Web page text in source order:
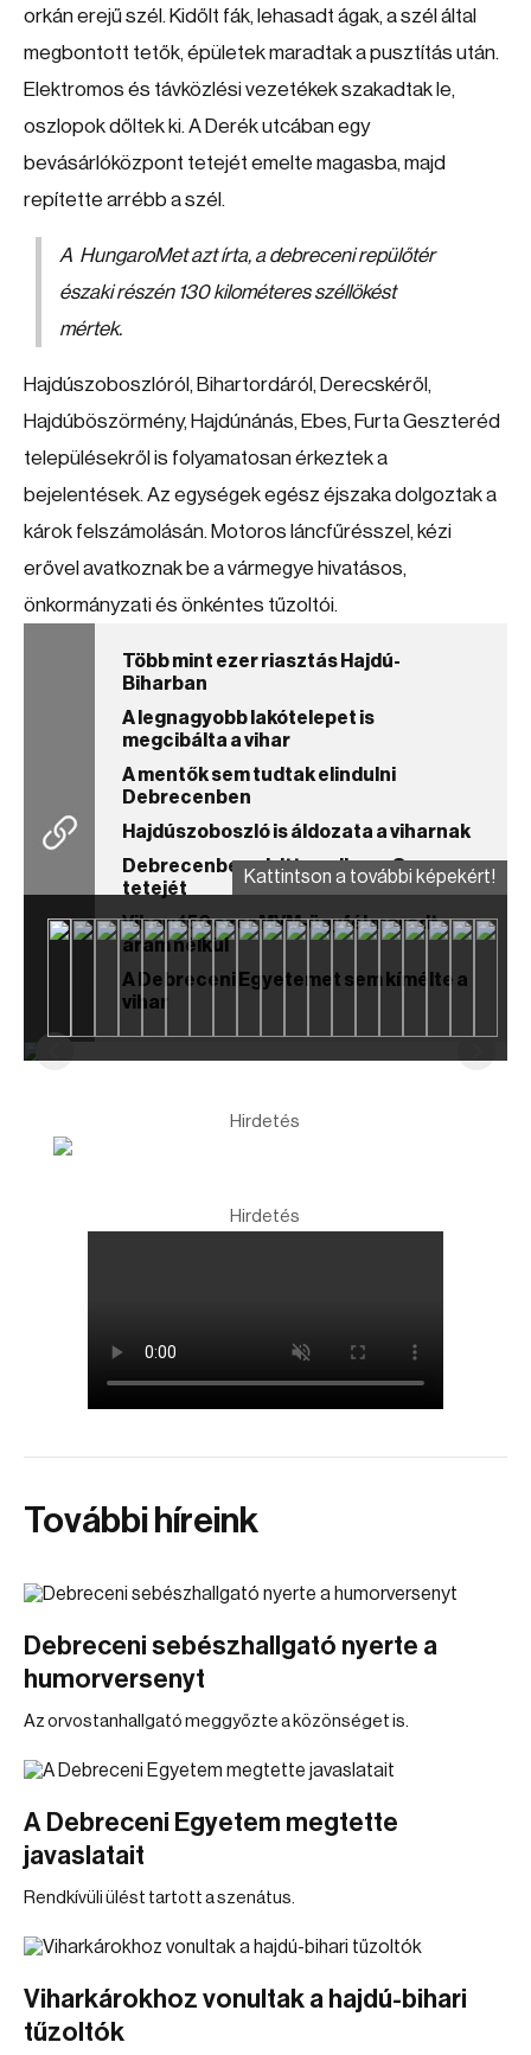
orkán erejű szél. Kidőlt fák, lehasadt ágak, a szél által
megbontott tetők, épületek maradtak a pusztítás után.
Elektromos és távközlési vezetékek szakadtak le,
oszlopok dőltek ki. A Derék utcában egy
bevásárlóközpont tetejét emelte magasba, majd
repítette arrébb a szél.
A HungaroMet azt írta, a debreceni repülőtér
északi részén 130 kilométeres széllökést
mértek.
Hajdúszoboszlóról, Bihartordáról, Derecskéről,
Hajdúböszörmény, Hajdúnánás, Ebes, Furta Geszteréd
településekről is folyamatosan érkeztek a
bejelentések. Az egységek egész éjszaka dolgoztak a
károk felszámolásán. Motoros láncfűrésszel, kézi
erővel avatkoznak be a vármegye hivatásos,
önkormányzati és önkéntes tűzoltói.
Több mint ezer riasztás Hajdú-
Biharban
A legnagyobb lakótelepet is
megcibálta a vihar
A mentők sem tudtak elindulni
Debrecenben
Hajdúszoboszló is áldozata a viharnak
Debrecenben elvitte a vihar a Spar
tetejét
Vihar: 150 ezer MVM-ügyfél maradt
áram nélkül
A Debreceni Egyetemet sem kímélte a
vihar
Kattintson a további képekért!
Hirdetés
Hirdetés
További híreink
Debreceni sebészhallgató nyerte a
humorversenyt
Az orvostanhallgató meggyőzte a közönséget is.
A Debreceni Egyetem megtette
javaslatait
Rendkívüli ülést tartott a szenátus.
Viharkárokhoz vonultak a hajdú-bihari
tűzoltók